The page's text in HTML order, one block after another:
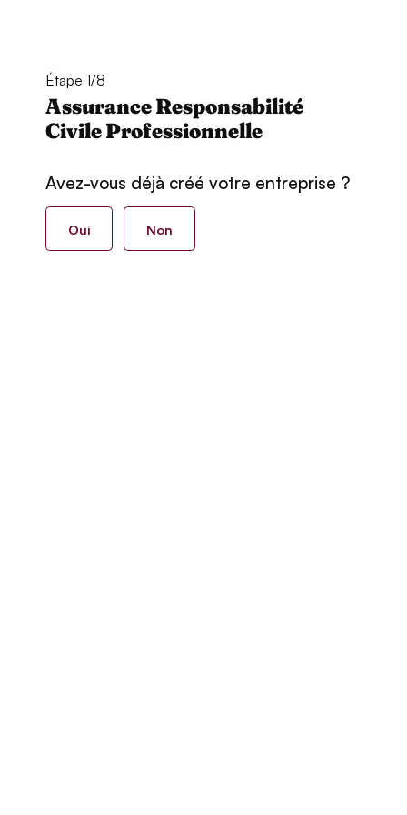
Étape 1/8
Assurance Responsabilité
Civile Professionnelle
Avez-vous déjà créé votre entreprise ?
Oui Non